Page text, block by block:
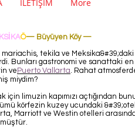
İLETİŞİM More
Ö— Büyüyen Köy —
mariachis, tekila ve
Bunları gastronomi ve sanattaki en
ve Puerto Vallarta. Rahat
miydim?
için limuzin kapımızı açtığından
körfezin kuzey ucundaki &#39;otel
Marriott ve Westin otelleri